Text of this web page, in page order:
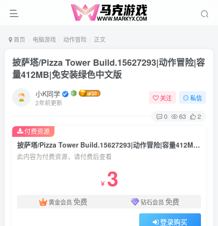
首页 电脑游戏 动作冒险 正文
披萨塔/Pizza Tower Build.15627293|动作冒险|容
量412MB|免安装绿色中文版
小K同学
2年前更新
关注 私信
0 63 2
披萨塔/Pizza Tower Build.15627293|动作冒险|容量412MB|免安装绿色中文版
此内容为付费资源，请付费后查看
￥ 3
黄金会员 免费 钻石会员 免费
登录购买
付费资源